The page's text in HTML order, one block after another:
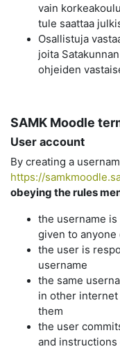
vain
tule saattaa
Osallistuja
joita
ohjeiden
SAMK Moodle
User account
By creating a
https://
obeying the rules
the username
given to anyone
the user is
username
the same
in other
them
the user
and